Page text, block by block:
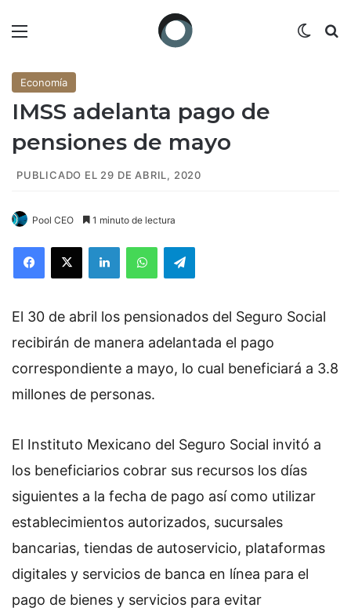
Economía
IMSS adelanta pago de
pensiones de mayo
PUBLICADO EL 29 DE ABRIL, 2020
Pool CEO 1 minuto de lectura
El 30 de abril los pensionados del Seguro Social
recibirán de manera adelantada el pago
correspondiente a mayo, lo cual beneficiará a 3.8
millones de personas.
El Instituto Mexicano del Seguro Social invitó a
los beneficiarios cobrar sus recursos los días
siguientes a la fecha de pago así como utilizar
establecimientos autorizados, sucursales
bancarias, tiendas de autoservicio, plataformas
digitales y servicios de banca en línea para el
pago de bienes y servicios para evitar